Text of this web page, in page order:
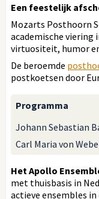
Een feestelijk
Mozarts Posthoorn
academische viering
virtuositeit, humor
De beroemde
postkoetsen door
Programma
Johann Sebastian
Carl Maria von
Het Apollo
met thuisbasis in
actieve ensembles